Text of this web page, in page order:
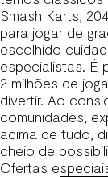
Smash Karts,
para jogar de
escolhido
especialistas. É
2 milhões de
divertir. Ao
comunidades,
acima de tudo,
cheio de
Ofertas